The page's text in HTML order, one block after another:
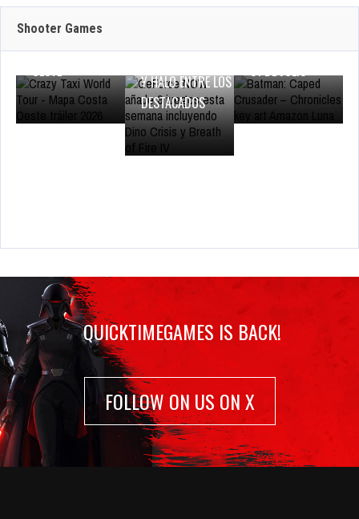
Shooter Games
MULTIJUGADOR Y
MUESTRA EL MAPA
DE LA COSTA
OESTE
Y HALO ENTRE LOS
DESTACADOS
CHRONICLES LLEGA
AMAZON LUNA EL
31 DE JULIO
QUICKTIMEGAMES IS BACK!
FOLLOW ON US ON X